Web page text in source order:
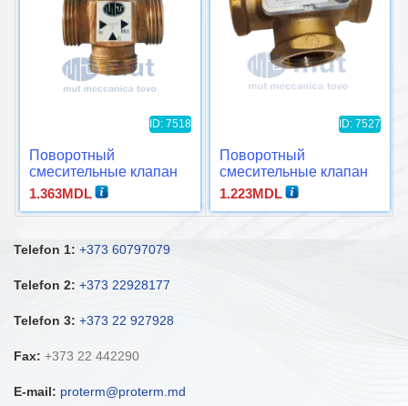
ID: 7518
Поворотный
смесительные клапан
TWR-RA 32E
1.363MDL
ID: 7527
Поворотный
смесительные клапан
MUT/TD3000 Ø1″
1.223MDL
Telefon 1: +373 60797079
Telefon 2: +373 22928177
Telefon 3: +373 22 927928
Fax: +373 22 442290
E-mail: proterm@proterm.md